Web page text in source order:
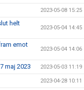
2023-05-08 15:25
helt
2023-05-04 14:45
emot
2023-05-04 14:06
maj 2023 2023-05-03 11:19
2023-04-28 10:11